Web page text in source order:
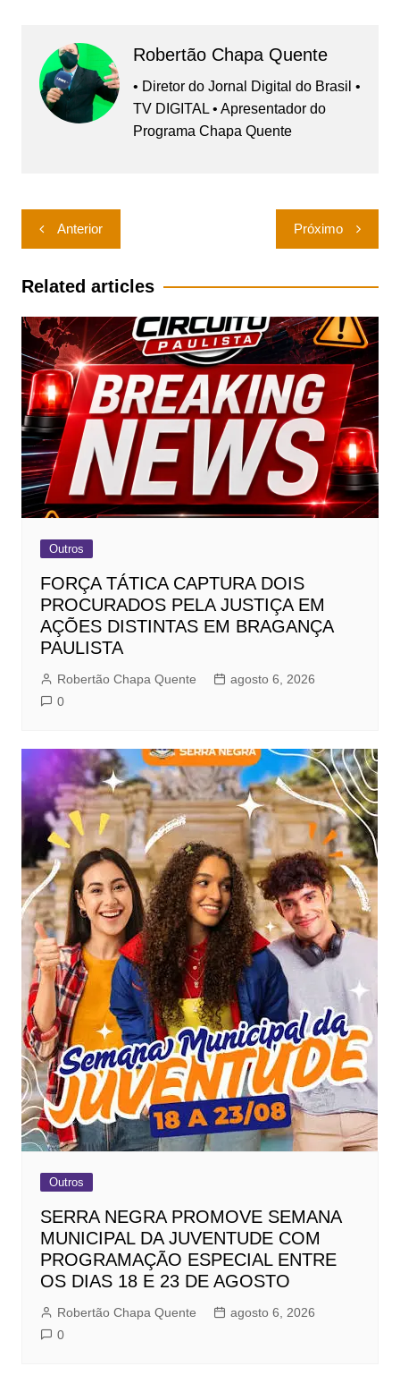
Robertão Chapa Quente
• Diretor do Jornal Digital do Brasil •
TV DIGITAL • Apresentador do
Programa Chapa Quente
Navegação
de
Post
Anterior Próximo
Related articles
Outros
FORÇA TÁTICA CAPTURA DOIS
PROCURADOS PELA JUSTIÇA EM
AÇÕES DISTINTAS EM BRAGANÇA
PAULISTA
Robertão Chapa Quente
agosto 6, 2026
0
Outros
SERRA NEGRA PROMOVE SEMANA
MUNICIPAL DA JUVENTUDE COM
PROGRAMAÇÃO ESPECIAL ENTRE
OS DIAS 18 E 23 DE AGOSTO
Robertão Chapa Quente
agosto 6, 2026
0